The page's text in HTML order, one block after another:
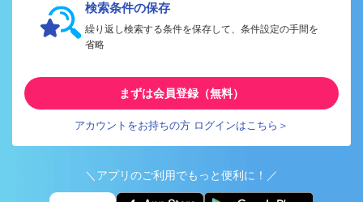
検索条件の保存
繰り返し検索する条件を保存して、条件設定の手間を
省略
まずは会員登録（無料）
アカウントをお持ちの方 ログインはこちら＞
＼アプリのご利用でもっと便利に！／